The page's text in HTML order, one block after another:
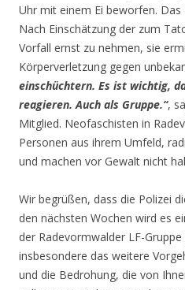
Uhr mit einem Ei beworfen.
Nach Einschätzung der zum
Vorfall ernst zu nehmen, sie
Körperverletzung gegen
einschüchtern. Es ist wichtig,
reagieren. Auch als Gruppe.“,
Mitglied. Neofaschisten in
Personen aus ihrem Umfeld,
und machen vor Gewalt nicht
Wir begrüßen, dass die Polizei
den nächsten Wochen wird es
der Radevormwalder LF-
insbesondere das weitere
und die Bedrohung, die von